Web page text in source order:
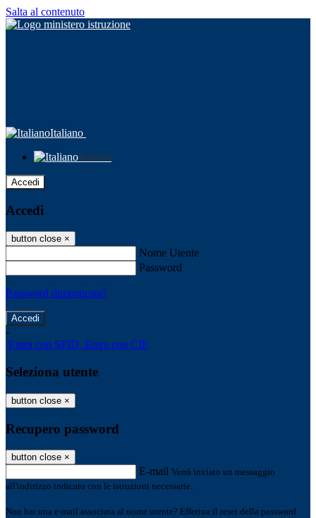
Salta al contenuto
Italiano
Italiano
Accedi
Accedi
button close ×
Nome Utente
Password
Password dimenticata?
-
Entra con SPID Entra con CIE
Seleziona utente
button close ×
Recupero password
button close ×
E-mail Verrà inviato un messaggio
all'indirizzo indicato con le istruzioni necessarie.
Non hai una e-mail associata al nome utente? Effettua il reset della password